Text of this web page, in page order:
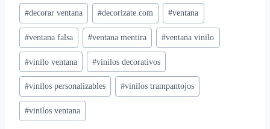
Etiquetas
de
la
entrada:
#decorar ventana #decorizate.com #ventana
#ventana falsa #ventana mentira #ventana vinilo
#vinilo ventana #vinilos decorativos
#vinilos personalizables #vinilos trampantojos
#vinilos ventana